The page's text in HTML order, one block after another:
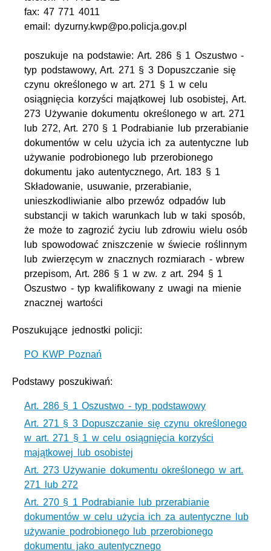
fax: 47 771 4011
email: dyzurny.kwp@po.policja.gov.pl
poszukuje na podstawie: Art. 286 § 1 Oszustwo -
typ podstawowy, Art. 271 § 3 Dopuszczanie się
czynu określonego w art. 271 § 1 w celu
osiągnięcia korzyści majątkowej lub osobistej, Art.
273 Używanie dokumentu określonego w art. 271
lub 272, Art. 270 § 1 Podrabianie lub przerabianie
dokumentów w celu użycia ich za autentyczne lub
używanie podrobionego lub przerobionego
dokumentu jako autentycznego, Art. 183 § 1
Składowanie, usuwanie, przerabianie,
unieszkodliwianie albo przewóz odpadów lub
substancji w takich warunkach lub w taki sposób,
że może to zagrozić życiu lub zdrowiu wielu osób
lub spowodować zniszczenie w świecie roślinnym
lub zwierzęcym w znacznych rozmiarach - wbrew
przepisom, Art. 286 § 1 w zw. z art. 294 § 1
Oszustwo - typ kwalifikowany z uwagi na mienie
znacznej wartości
Poszukujące jednostki policji:
PO KWP Poznań
Podstawy poszukiwań:
Art. 286 § 1 Oszustwo - typ podstawowy
Art. 271 § 3 Dopuszczanie się czynu określonego
w art. 271 § 1 w celu osiągnięcia korzyści
majątkowej lub osobistej
Art. 273 Używanie dokumentu określonego w art.
271 lub 272
Art. 270 § 1 Podrabianie lub przerabianie
dokumentów w celu użycia ich za autentyczne lub
używanie podrobionego lub przerobionego
dokumentu jako autentycznego